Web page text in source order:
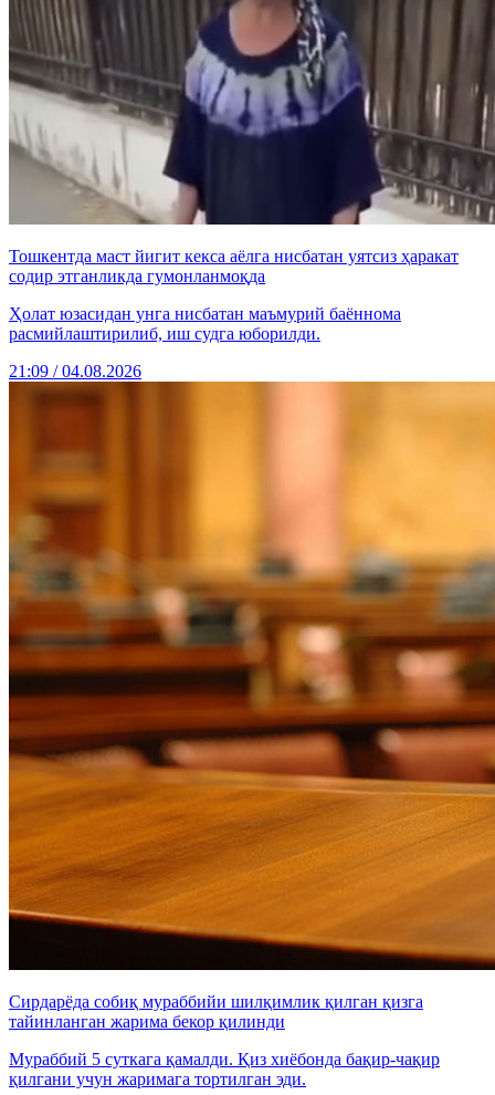
Тошкентда маст йигит кекса аёлга нисбатан уятсиз ҳаракат
содир этганликда гумонланмоқда
Ҳолат юзасидан унга нисбатан маъмурий баённома
расмийлаштирилиб, иш судга юборилди.
21:09 / 04.08.2026
Сирдарёда собиқ мураббийи шилқимлик қилган қизга
тайинланган жарима бекор қилинди
Мураббий 5 суткага қамалди. Қиз хиёбонда бақир-чақир
қилгани учун жаримага тортилган эди.